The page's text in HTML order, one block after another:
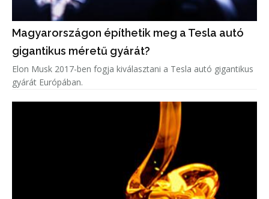
Magyarországon építhetik meg a Tesla autó
gigantikus méretű gyárát?
Elon Musk 2017-ben fogja kiválasztani a Tesla autó gigantikus
gyárát Európában.